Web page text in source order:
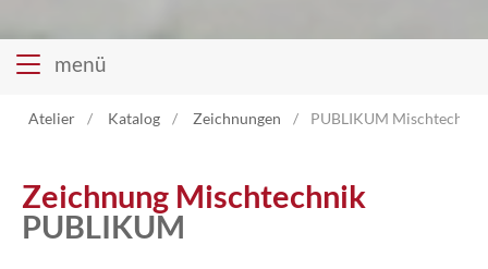
menü
Atelier Katalog Zeichnungen PUBLIKUM Mischtechnik
Zeichnung Mischtechnik
PUBLIKUM